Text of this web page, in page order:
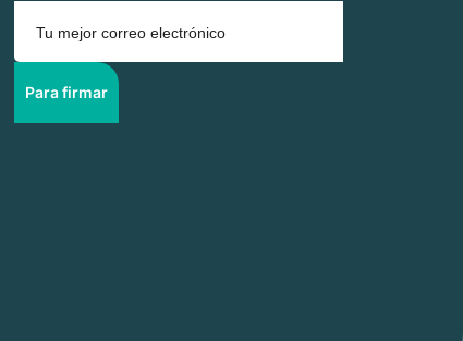
Para firmar